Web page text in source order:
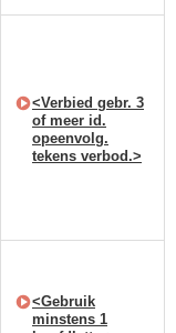
<Verbied gebr. 3
of meer id.
opeenvolg.
tekens verbod.>
<Gebruik
minstens 1